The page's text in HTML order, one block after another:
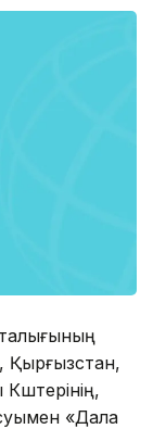
Қырғызстан,
«Дала